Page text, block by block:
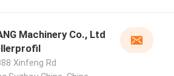
Machinery Co., Ltd
Xinfeng Rd